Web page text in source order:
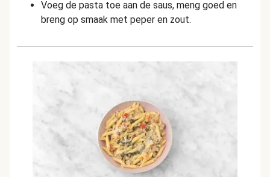
Voeg de pasta toe aan de saus, meng goed en
breng op smaak met peper en zout.